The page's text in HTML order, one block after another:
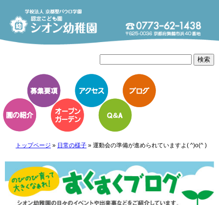
トップページ » 日常の様子» 運動会の準備が進められていますよ( ^)o(^ )